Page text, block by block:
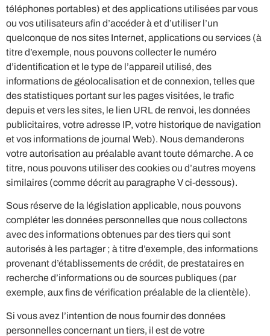
téléphones portables) et des applications utilisées par vous
ou vos utilisateurs afin d’accéder à et d’utiliser l’un
quelconque de nos sites Internet, applications ou services (à
titre d’exemple, nous pouvons collecter le numéro
d’identification et le type de l’appareil utilisé, des
informations de géolocalisation et de connexion, telles que
des statistiques portant sur les pages visitées, le trafic
depuis et vers les sites, le lien URL de renvoi, les données
publicitaires, votre adresse IP, votre historique de navigation
et vos informations de journal Web). Nous demanderons
votre autorisation au préalable avant toute démarche. A ce
titre, nous pouvons utiliser des cookies ou d’autres moyens
similaires (comme décrit au paragraphe V ci-dessous).
Sous réserve de la législation applicable, nous pouvons
compléter les données personnelles que nous collectons
avec des informations obtenues par des tiers qui sont
autorisés à les partager ; à titre d’exemple, des informations
provenant d’établissements de crédit, de prestataires en
recherche d’informations ou de sources publiques (par
exemple, aux fins de vérification préalable de la clientèle).
Si vous avez l’intention de nous fournir des données
personnelles concernant un tiers, il est de votre